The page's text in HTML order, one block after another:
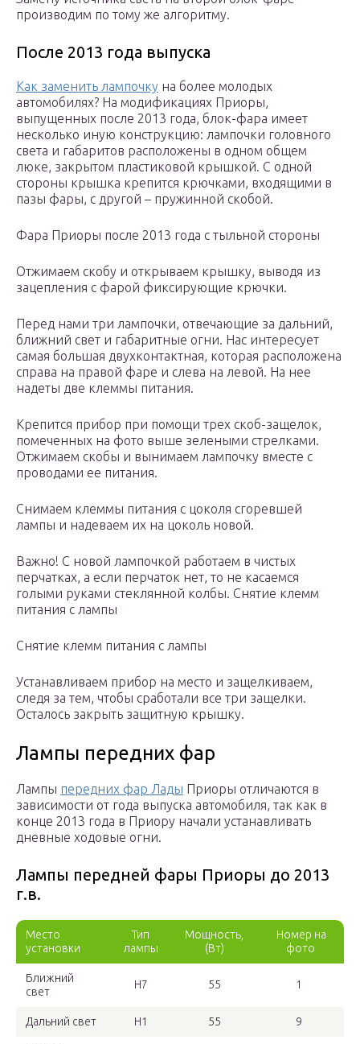
производим по тому же алгоритму.
После 2013 года выпуска
Как заменить лампочку на более молодых
автомобилях? На модификациях Приоры,
выпущенных после 2013 года, блок-фара имеет
несколько иную конструкцию: лампочки головного
света и габаритов расположены в одном общем
люке, закрытом пластиковой крышкой. С одной
стороны крышка крепится крючками, входящими в
пазы фары, с другой – пружинной скобой.
Фара Приоры после 2013 года с тыльной стороны
Отжимаем скобу и открываем крышку, выводя из
зацепления с фарой фиксирующие крючки.
Перед нами три лампочки, отвечающие за дальний,
ближний свет и габаритные огни. Нас интересует
самая большая двухконтактная, которая расположена
справа на правой фаре и слева на левой. На нее
надеты две клеммы питания.
Крепится прибор при помощи трех скоб-защелок,
помеченных на фото выше зелеными стрелками.
Отжимаем скобы и вынимаем лампочку вместе с
проводами ее питания.
Снимаем клеммы питания с цоколя сгоревшей
лампы и надеваем их на цоколь новой.
Важно! С новой лампочкой работаем в чистых
перчатках, а если перчаток нет, то не касаемся
голыми руками стеклянной колбы. Снятие клемм
питания с лампы
Снятие клемм питания с лампы
Устанавливаем прибор на место и защелкиваем,
следя за тем, чтобы сработали все три защелки.
Осталось закрыть защитную крышку.
Лампы передних фар
Лампы передних фар Лады Приоры отличаются в
зависимости от года выпуска автомобиля, так как в
конце 2013 года в Приору начали устанавливать
дневные ходовые огни.
Лампы передней фары Приоры до 2013
г.в.
Место
установки
Тип
лампы
Мощность,
(Вт)
Номер на
фото
Ближний
свет
H7 55 1
Дальний свет H1 55 9